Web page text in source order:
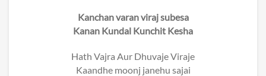
Kanchan varan viraj subesa
Kanan Kundal Kunchit Kesha
Hath Vajra Aur Dhuvaje Viraje
Kaandhe moonj janehu sajai